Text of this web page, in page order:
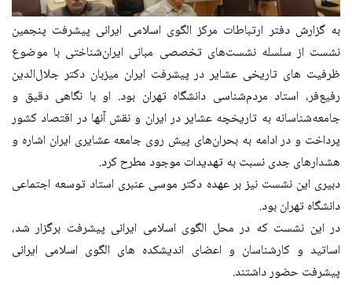
به گزارش دفتر ارتباطات مرکز الگوی اسلامی ایرانی پیشرفت پنجمین
نشست از سلسله نشست‌های تخصصی مبانی ایران‌شناختی با موضوع
ظرفیت های تاریخی عشایر در پیشرفت ایران میزبان دکتر جلال‌الدین
رفیع‌فر، استاد مردم‌شناسی دانشگاه تهران بود. او با نگاهی دقیق و
جامعه‌شناسانه به تاریخچه عشایر در ایران و نقش آنها در اقتصاد کشور
پرداخت و در ادامه به بحران‌های پیش روی جامعه عشایری ایران اشاره و
هشدارهای جدی نسبت به تهدیدات موجود مطرح کرد.
دبیری این نشست نیز بر عهده دکتر موسی عنبری استاد توسعه اجتماعی
دانشگاه تهران بود.
در این نشست که در محل الگوی اسلامی ایرانی پیشرفت برگزار شد،
اساتید و کارشناسان و اعضای اندیشکده های الگوی اسلامی ایرانی
پیشرفت حضور داشتند.